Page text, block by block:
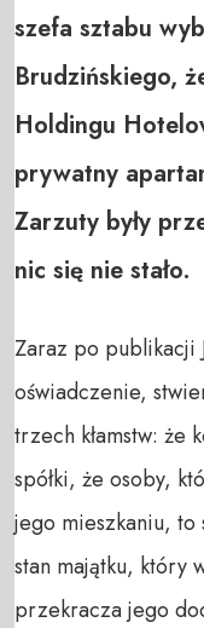
szefa sztabu
Brudzińskiego,
Holdingu
prywatny
Zarzuty były
nic się nie stało.
Zaraz po publikacji
oświadczenie,
trzech kłamstw: że
spółki, że osoby,
jego mieszkaniu,
stan majątku, który
przekracza jego